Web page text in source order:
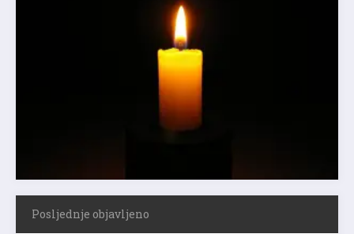
Posljednje objavljeno